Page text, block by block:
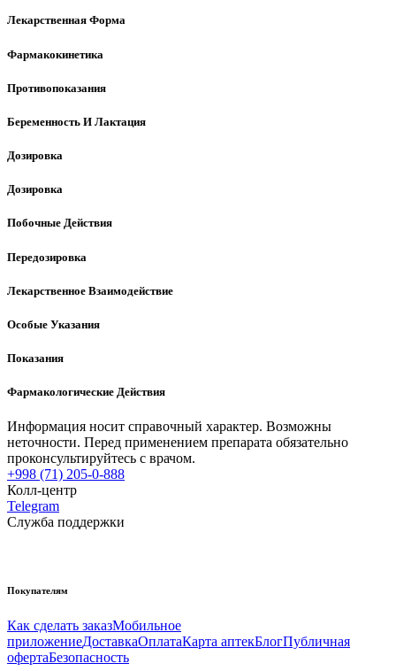
Лекарственная Форма
Фармакокинетика
Противопоказания
Беременность И Лактация
Дозировка
Дозировка
Побочные Действия
Передозировка
Лекарственное Взаимодействие
Особые Указания
Показания
Фармакологические Действия
Информация носит справочный характер. Возможны
неточности. Перед применением препарата обязательно
проконсультируйтесь с врачом.
+998 (71) 205-0-888
Колл-центр
Telegram
Служба поддержки
Покупателям
Как сделать заказМобильное
приложениеДоставкаОплатаКарта аптекБлогПубличная
офертаБезопасность